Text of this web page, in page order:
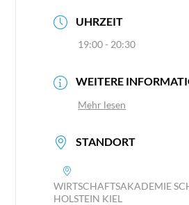
UHRZEIT
19:00 - 20:30
WEITERE
Mehr lesen
STANDORT
WIRTSCHAFTSAKADEMIE
HOLSTEIN KIEL